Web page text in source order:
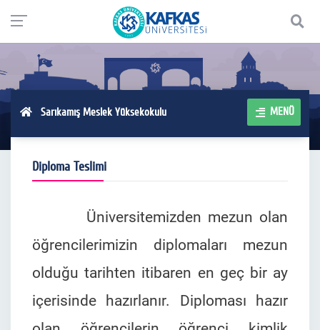
Sarıkamış Meslek Yüksekokulu MENÜ
Diploma Teslimi
Üniversitemizden mezun olan
öğrencilerimizin diplomaları mezun
olduğu tarihten itibaren en geç bir ay
içerisinde hazırlanır. Diploması hazır